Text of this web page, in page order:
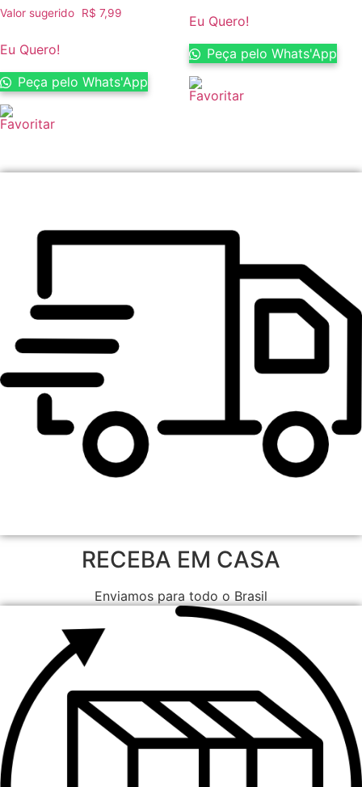
Valor sugerido R$ 7,99
Eu Quero!
Peça pelo Whats'App
Eu Quero!
Peça pelo Whats'App
RECEBA EM CASA
Enviamos para todo o Brasil